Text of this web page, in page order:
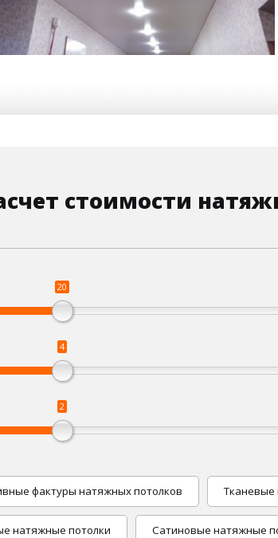
Площадь 10 м Стоимость 6 500 руб.
стоимости
20
4
2
фактуры натяжных потолков Тканевые
натяжные потолки Сатиновые натяжные